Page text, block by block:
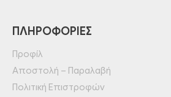
ΠΛΗΡΟΦΟΡΊΕΣ
Προφίλ
Αποστολή – Παραλαβή
Πολιτική Επιστροφών